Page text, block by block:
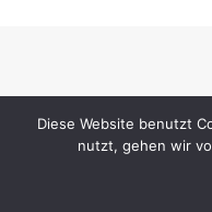
Diese Website benutzt
nutzt, gehen wir